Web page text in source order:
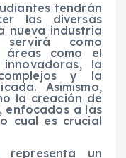
tendrán
las diversas
nueva industria
como
áreas como el
la
y la
Asimismo,
la creación de
enfocados a las
cual es crucial
representa un